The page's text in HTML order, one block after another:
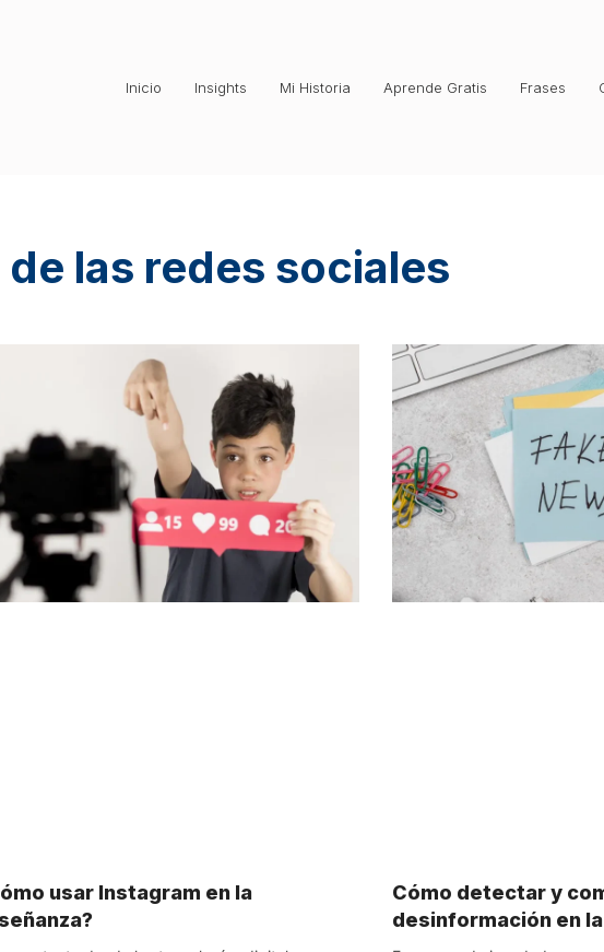
Inicio Insights Mi Historia Aprende Gratis Frases
de las redes sociales
usar Instagram en la
Cómo detectar y
desinformación en